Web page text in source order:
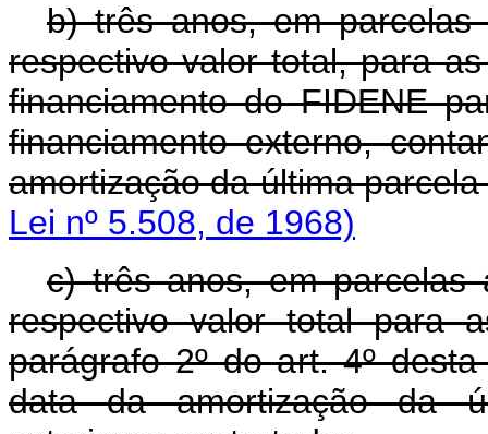
b) três anos, em
respectivo valor total, para
financiamento do FIDENE
financiamento externo,
amortização da última
Lei nº 5.508, de 1968)
c) três anos, em parcelas
respectivo valor total para
parágrafo 2º do art. 4º
data da amortização da